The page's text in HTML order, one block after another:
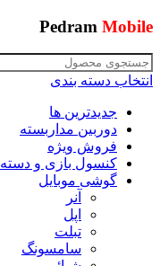
Pedram Mobile
انتخاب دسته بندی
جدیدترین ها
دوربین مداربسته
فروش ویژه
کنسول بازی و دسته
گوشی موبایل
آنر
اپل
تبلت
سامسونگ